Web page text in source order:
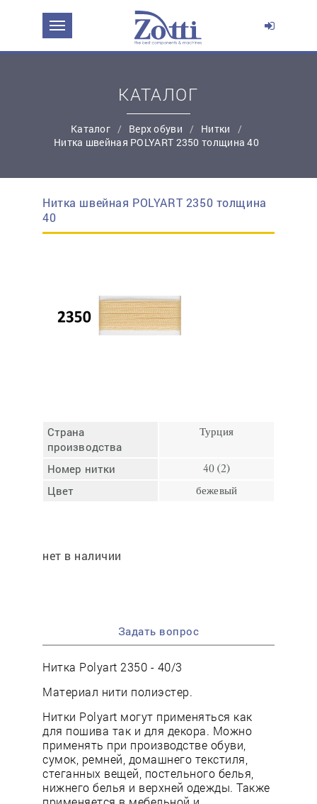
простую регистрацию
КАТАЛОГ
Каталог Верх обуви
Нитки
Нитка швейная POLYART 2350 толщина 40
Нитка швейная POLYART 2350 толщина
40
Страна
производства
Турция
Номер нитки 40 (2)
Цвет бежевый
нет в наличии
Задать вопрос
Нитка Polyart 2350 - 40/3
Материал нити полиэстер.
Нитки Polyart могут применяться как
для пошива так и для декора. Можно
применять при производстве обуви,
сумок, ремней, домашнего текстиля,
стеганных вещей, постельного белья,
нижнего белья и верхней одежды. Также
ЗАДАТЬ ВОПРОС О ПРОДУКТЕ
Эл. почта:*
Контактный телефон:*
Ваш вопрос: